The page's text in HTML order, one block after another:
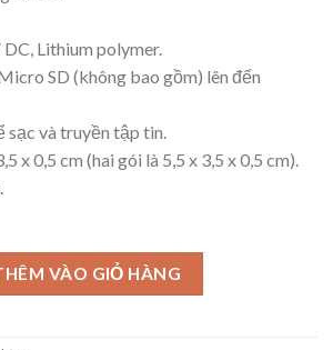
Lithium polymer.
SD (không bao gồm) lên đến
sạc và truyền tập tin.
x 0,5 cm (hai gói là 5,5 x 3,5 x 0,5 cm).
VÀO GIỎ HÀNG